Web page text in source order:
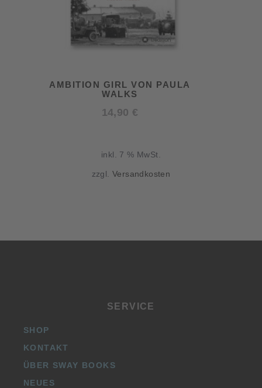
AMBITION GIRL VON PAULA
WALKS
14,90 €
inkl. 7 % MwSt.
zzgl.Versandkosten
SERVICE
SHOP
KONTAKT
ÜBER SWAY BOOKS
NEUES